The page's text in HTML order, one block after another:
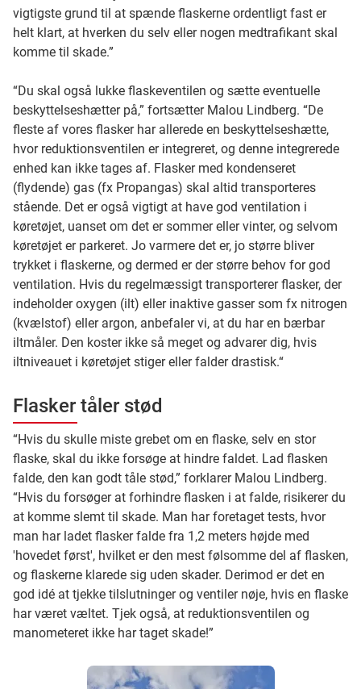
vigtigste grund til at spænde flaskerne ordentligt fast er
helt klart, at hverken du selv eller nogen medtrafikant skal
komme til skade.”
“Du skal også lukke flaskeventilen og sætte eventuelle
beskyttelseshætter på,” fortsætter Malou Lindberg. “De
fleste af vores flasker har allerede en beskyttelseshætte,
hvor reduktionsventilen er integreret, og denne integrerede
enhed kan ikke tages af. Flasker med kondenseret
(flydende) gas (fx Propangas) skal altid transporteres
stående. Det er også vigtigt at have god ventilation i
køretøjet, uanset om det er sommer eller vinter, og selvom
køretøjet er parkeret. Jo varmere det er, jo større bliver
trykket i flaskerne, og dermed er der større behov for god
ventilation. Hvis du regelmæssigt transporterer flasker, der
indeholder oxygen (ilt) eller inaktive gasser som fx nitrogen
(kvælstof) eller argon, anbefaler vi, at du har en bærbar
iltmåler. Den koster ikke så meget og advarer dig, hvis
iltniveauet i køretøjet stiger eller falder drastisk.“
Flasker tåler stød
“Hvis du skulle miste grebet om en flaske, selv en stor
flaske, skal du ikke forsøge at hindre faldet. Lad flasken
falde, den kan godt tåle stød,” forklarer Malou Lindberg.
“Hvis du forsøger at forhindre flasken i at falde, risikerer du
at komme slemt til skade. Man har foretaget tests, hvor
man har ladet flasker falde fra 1,2 meters højde med
'hovedet først', hvilket er den mest følsomme del af flasken,
og flaskerne klarede sig uden skader. Derimod er det en
god idé at tjekke tilslutninger og ventiler nøje, hvis en flaske
har været væltet. Tjek også, at reduktionsventilen og
manometeret ikke har taget skade!”